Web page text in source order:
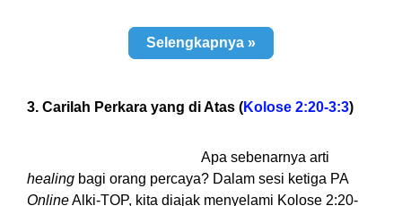
Selengkapnya »
3. Carilah Perkara yang di Atas (Kolose 2:20-3:3)
Apa sebenarnya arti
healing bagi orang percaya? Dalam sesi ketiga PA
OnlineAlki-TOP, kita diajak menyelami Kolose 2:20-